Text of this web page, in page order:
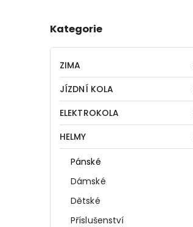
Kategorie
ZIMA
JÍZDNÍ KOLA
ELEKTROKOLA
HELMY
Pánské
Dámské
Dětské
Příslušenství